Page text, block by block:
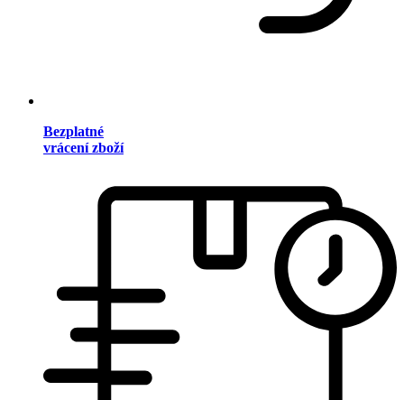
Bezplatné
vrácení zboží